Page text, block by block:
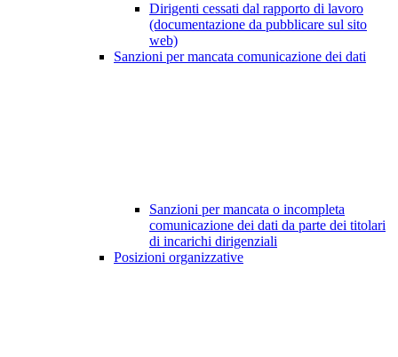
Dirigenti cessati dal rapporto di lavoro
(documentazione da pubblicare sul sito
web)
Sanzioni per mancata comunicazione dei dati
Sanzioni per mancata o incompleta
comunicazione dei dati da parte dei titolari
di incarichi dirigenziali
Posizioni organizzative